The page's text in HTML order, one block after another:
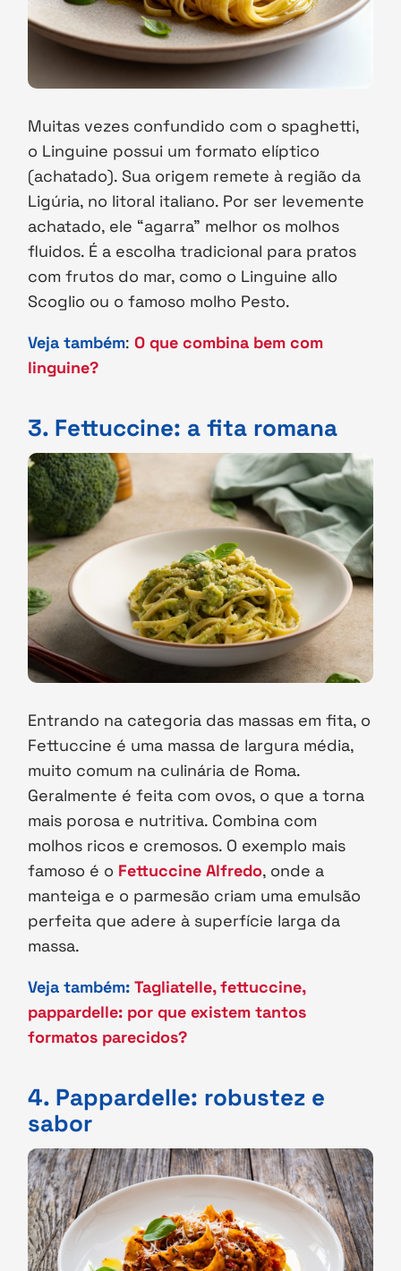
Muitas vezes confundido com o spaghetti,
o Linguine possui um formato elíptico
(achatado). Sua origem remete à região da
Ligúria, no litoral italiano. Por ser levemente
achatado, ele “agarra” melhor os molhos
fluidos. É a escolha tradicional para pratos
com frutos do mar, como o Linguine allo
Scoglio ou o famoso molho Pesto.
Veja também: O que combina bem com
linguine?
3. Fettuccine: a fita romana
Entrando na categoria das massas em fita, o
Fettuccine é uma massa de largura média,
muito comum na culinária de Roma.
Geralmente é feita com ovos, o que a torna
mais porosa e nutritiva. Combina com
molhos ricos e cremosos. O exemplo mais
famoso é o Fettuccine Alfredo, onde a
manteiga e o parmesão criam uma emulsão
perfeita que adere à superfície larga da
massa.
Veja também: Tagliatelle, fettuccine,
pappardelle: por que existem tantos
formatos parecidos?
4. Pappardelle: robustez e
sabor